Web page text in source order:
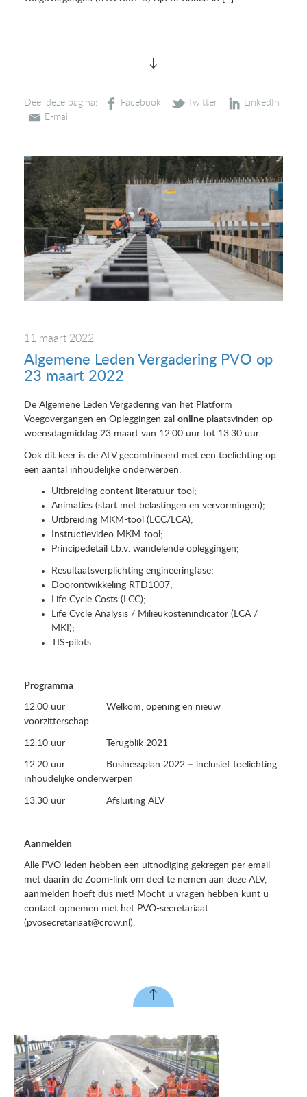
Deel deze pagina:
11 maart 2022
Algemene Leden Vergadering PVO op
23 maart 2022
De Algemene Leden Vergadering van het Platform
Voegovergangen en Opleggingen zal online plaatsvinden op
woensdagmiddag 23 maart van 12.00 uur tot 13.30 uur.
Ook dit keer is de ALV gecombineerd met een toelichting op
een aantal inhoudelijke onderwerpen:
Uitbreiding content literatuur-tool;
Animaties (start met belastingen en vervormingen);
Uitbreiding MKM-tool (LCC/LCA);
Instructievideo MKM-tool;
Principedetail t.b.v. wandelende opleggingen;
Resultaatsverplichting engineeringfase;
Doorontwikkeling RTD1007;
Life Cycle Costs (LCC);
Life Cycle Analysis / Milieukostenindicator (LCA /
MKI);
TIS-pilots.
Programma
12.00 uur Welkom, opening en nieuw
voorzitterschap
12.10 uur Terugblik 2021
12.20 uur Businessplan 2022 – inclusief toelichting
inhoudelijke onderwerpen
13.30 uur Afsluiting ALV
Aanmelden
Alle PVO-leden hebben een uitnodiging gekregen per email
met daarin de Zoom-link om deel te nemen aan deze ALV,
aanmelden hoeft dus niet! Mocht u vragen hebben kunt u
contact opnemen met het PVO-secretariaat
(pvosecretariaat@crow.nl).